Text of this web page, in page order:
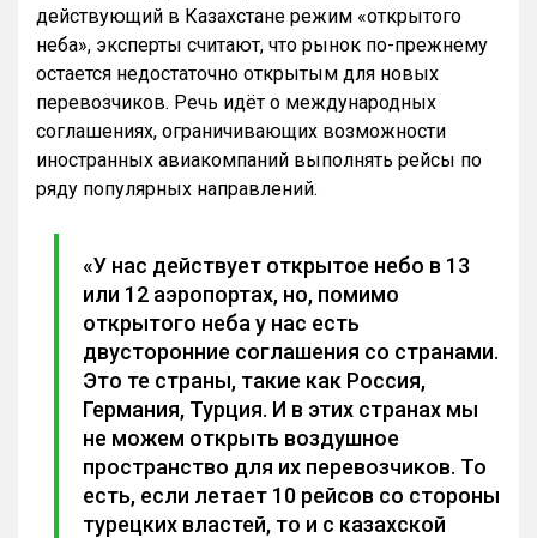
действующий в Казахстане режим «открытого
неба», эксперты считают, что рынок по-прежнему
остается недостаточно открытым для новых
перевозчиков. Речь идёт о международных
соглашениях, ограничивающих возможности
иностранных авиакомпаний выполнять рейсы по
ряду популярных направлений.
«У нас действует открытое небо в 13
или 12 аэропортах, но, помимо
открытого неба у нас есть
двусторонние соглашения со странами.
Это те страны, такие как Россия,
Германия, Турция. И в этих странах мы
не можем открыть воздушное
пространство для их перевозчиков. То
есть, если летает 10 рейсов со стороны
турецких властей, то и с казахской